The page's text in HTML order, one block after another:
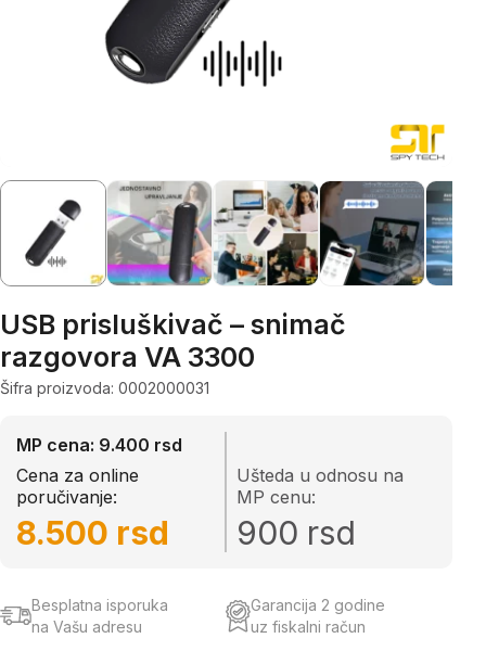
USB prisluškivač – snimač
razgovora VA 3300
Šifra proizvoda: 0002000031
MP cena: 9.400 rsd
Cena za online
poručivanje:
8.500 rsd
Ušteda u odnosu na
MP cenu:
900 rsd
Besplatna isporuka
na Vašu adresu
Garancija 2 godine
uz fiskalni račun